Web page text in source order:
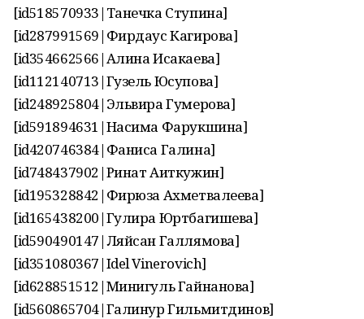
[id518570933|Танечка Ступина]
[id287991569|Фирдаус Кагирова]
[id354662566|Алина Исакаева]
[id112140713|Гузель Юсупова]
[id248925804|Эльвира Гумерова]
[id591894631|Насима Фарукшина]
[id420746384|Фаниса Галина]
[id748437902|Ринат Аиткужин]
[id195328842|Фирюза Ахметвалеева]
[id165438200|Гулира Юртбагишева]
[id590490147|Ляйсан Галлямова]
[id351080367|Idel Vinerovich]
[id628851512|Минигуль Гайнанова]
[id560865704|Галинур Гильмитдинов]